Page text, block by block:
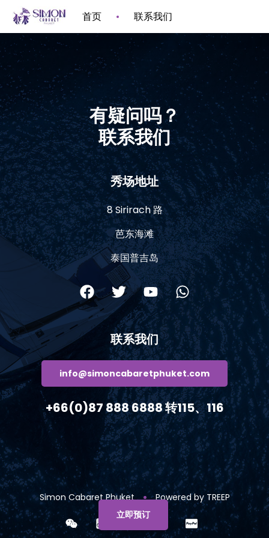
首页 联系我们
有疑问吗？
联系我们
秀场地址
8 Sirirach 路
芭东海滩
泰国普吉岛
联系我们
info@simoncabaretphuket.com
+66(0)87 888 6888 转115、116
Simon Cabaret Phuket
Powered by TREEP
立即预订